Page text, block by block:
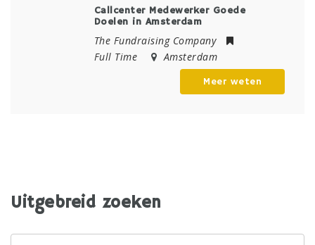
Callcenter Medewerker Goede
Doelen in Amsterdam
The Fundraising Company
Full Time
Amsterdam
Meer weten
Uitgebreid zoeken